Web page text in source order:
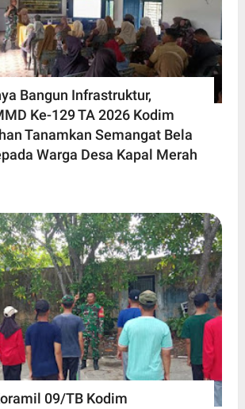
Bangun Infrastruktur,
Ke-129 TA 2026 Kodim
Tanamkan Semangat Bela
Warga Desa Kapal Merah
09/TB Kodim